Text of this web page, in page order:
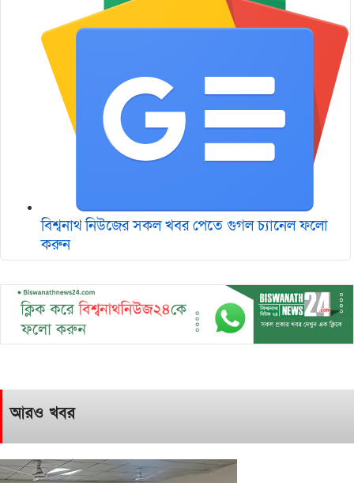
বিশ্বনাথ নিউজের সকল খবর পেতে গুগল চ‌্যানেল ফলো
করুন
আরও খবর